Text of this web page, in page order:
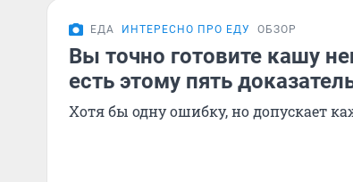
ЕДА ИНТЕРЕСНО ПРО ЕДУ ОБЗОР
Вы точно готовите кашу
есть этому пять
Хотя бы одну ошибку, но допускает